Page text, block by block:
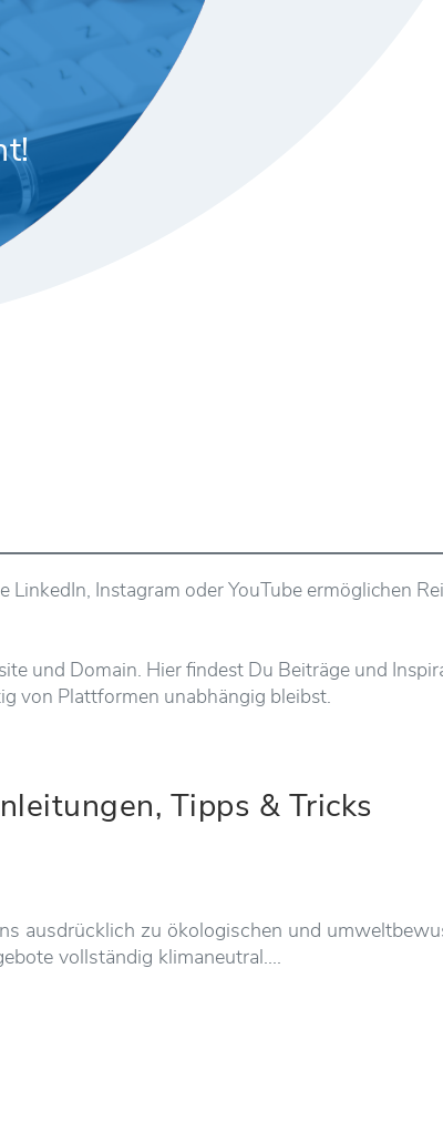
Instagram oder YouTube ermöglichen
und Domain. Hier findest Du Beiträge und
von Plattformen unabhängig bleibst.
Tipps & Tricks
ausdrücklich zu ökologischen und
vollständig klimaneutral.